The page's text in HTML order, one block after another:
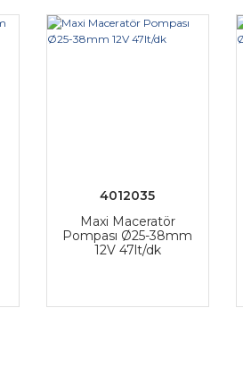
4012035
Maxi Maceratör
Pompası Ø25-38mm
12V 47lt/dk